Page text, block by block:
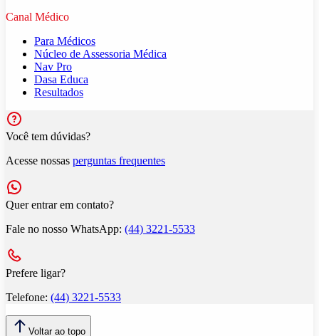
Canal Médico
Para Médicos
Núcleo de Assessoria Médica
Nav Pro
Dasa Educa
Resultados
Você tem dúvidas?
Acesse nossas perguntas frequentes
Quer entrar em contato?
Fale no nosso WhatsApp: (44) 3221-5533
Prefere ligar?
Telefone: (44) 3221-5533
Voltar ao topo